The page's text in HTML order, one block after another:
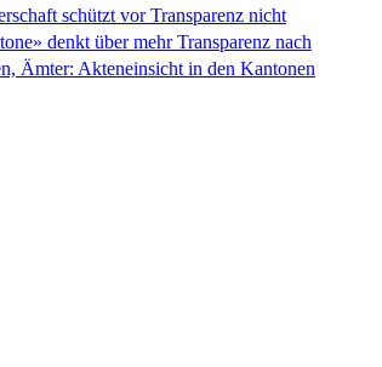
schützt vor Transparenz nicht
denkt über mehr Transparenz nach
Ämter: Akteneinsicht in den Kantonen